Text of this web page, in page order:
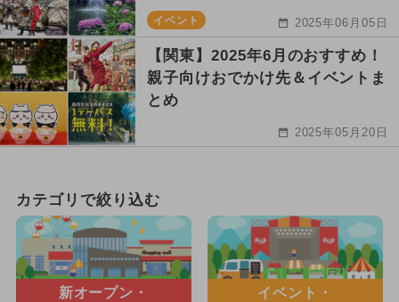
イベント 2025年06月05日
【関東】2025年6月のおすすめ！
親子向けおでかけ先＆イベントま
とめ
2025年05月20日
カテゴリで絞り込む
新オープン・
イベント・